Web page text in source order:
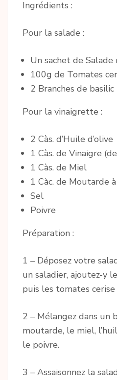
Ingrédients :
Pour la salade :
Un sachet de
100g de Tomates
2 Branches de basilic
Pour la vinaigrette :
2 Càs. d’Huile d’olive
1 Càs. de Vinaigre
1 Càs. de Miel
1 Càc. de Moutarde à
Sel
Poivre
Préparation :
1 – Déposez votre
un saladier, ajoutez-y
puis les tomates
2 – Mélangez dans un
moutarde, le miel,
le poivre.
3 – Assaisonnez la